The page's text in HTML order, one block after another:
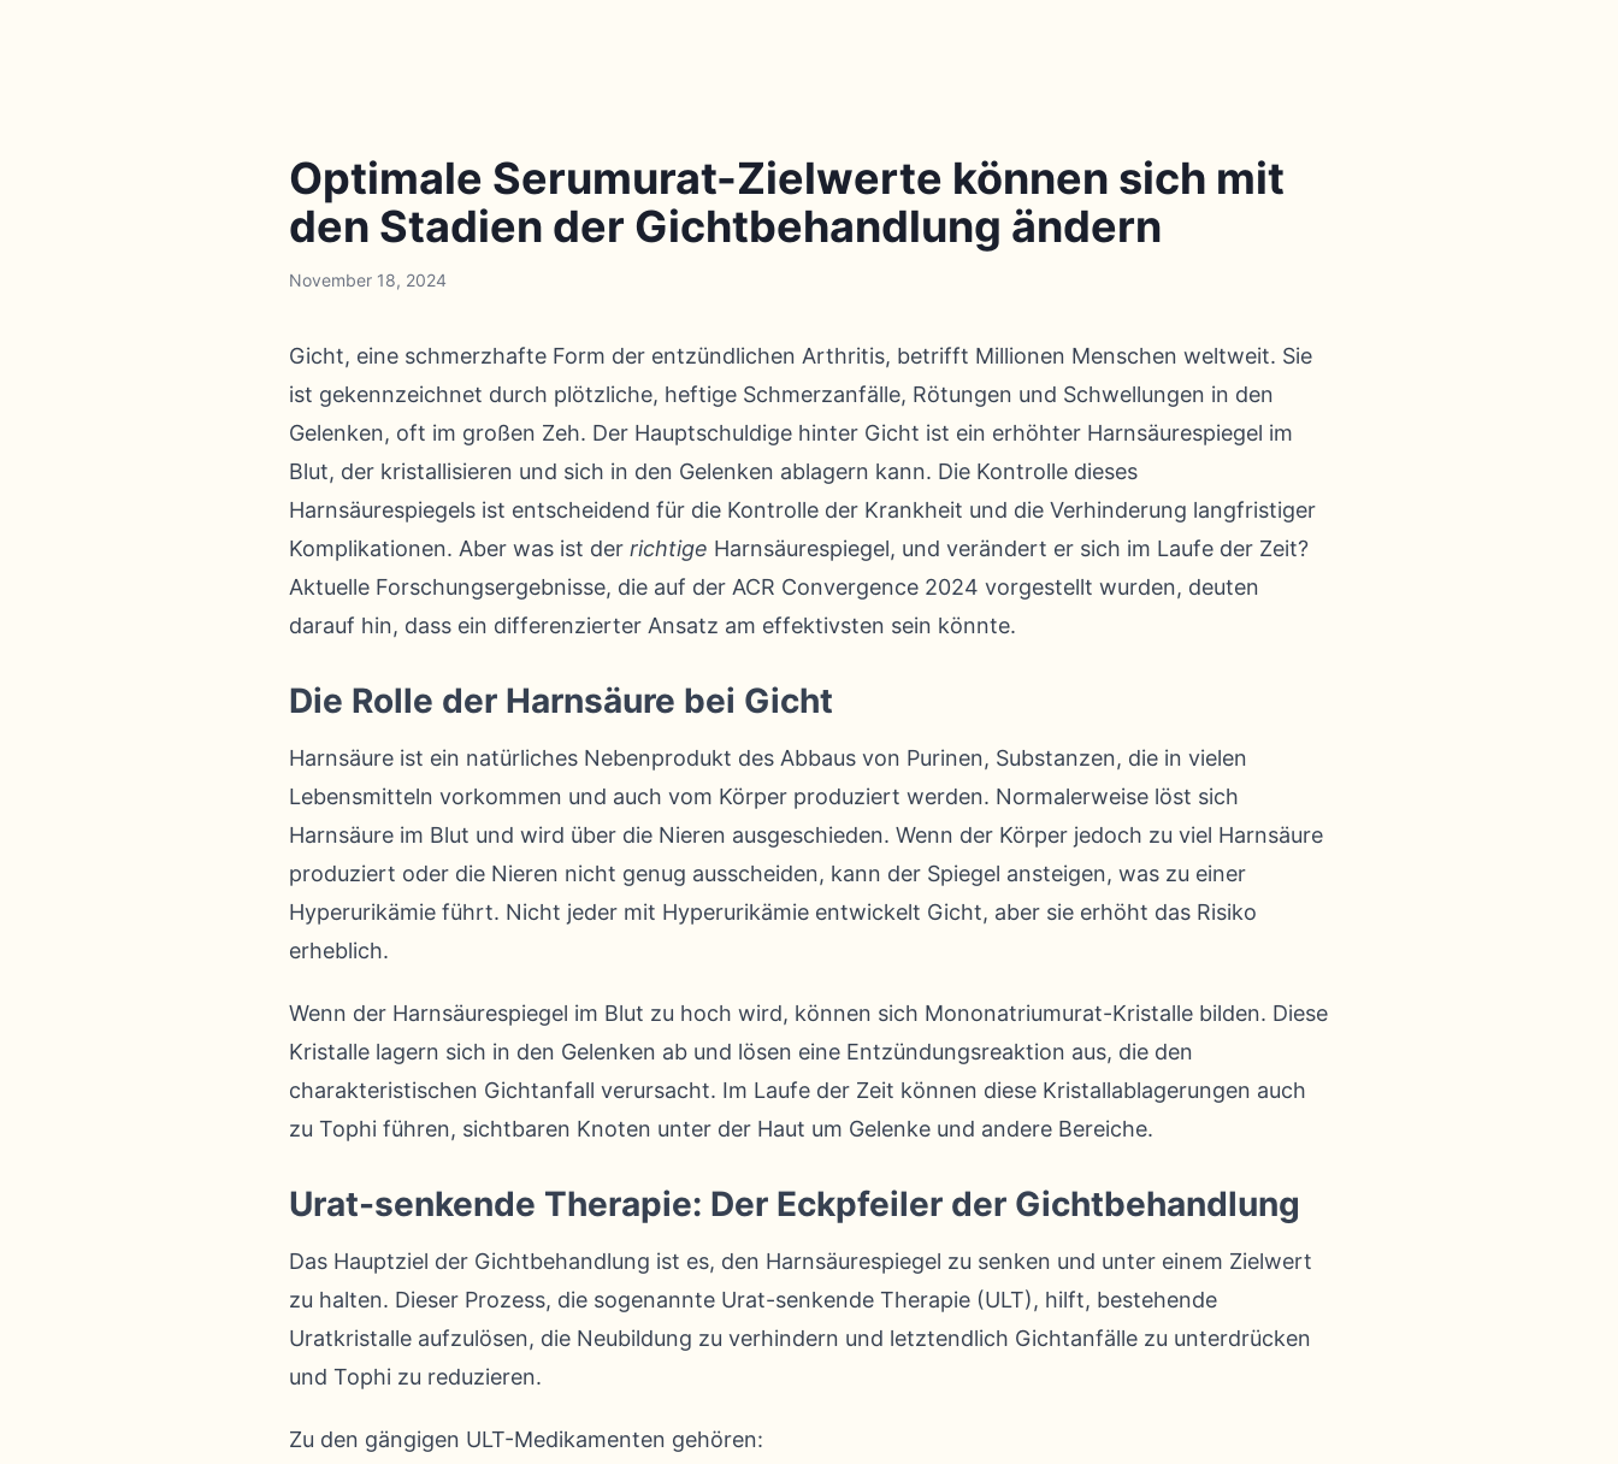
Optimale Serumurat-Zielwerte können sich mit
den Stadien der Gichtbehandlung ändern
November 18, 2024
Gicht, eine schmerzhafte Form der entzündlichen Arthritis, betrifft Millionen Menschen weltweit. Sie
ist gekennzeichnet durch plötzliche, heftige Schmerzanfälle, Rötungen und Schwellungen in den
Gelenken, oft im großen Zeh. Der Hauptschuldige hinter Gicht ist ein erhöhter Harnsäurespiegel im
Blut, der kristallisieren und sich in den Gelenken ablagern kann. Die Kontrolle dieses
Harnsäurespiegels ist entscheidend für die Kontrolle der Krankheit und die Verhinderung langfristiger
Komplikationen. Aber was ist der richtige Harnsäurespiegel, und verändert er sich im Laufe der Zeit?
Aktuelle Forschungsergebnisse, die auf der ACR Convergence 2024 vorgestellt wurden, deuten
darauf hin, dass ein differenzierter Ansatz am effektivsten sein könnte.
Die Rolle der Harnsäure bei Gicht
Harnsäure ist ein natürliches Nebenprodukt des Abbaus von Purinen, Substanzen, die in vielen
Lebensmitteln vorkommen und auch vom Körper produziert werden. Normalerweise löst sich
Harnsäure im Blut und wird über die Nieren ausgeschieden. Wenn der Körper jedoch zu viel Harnsäure
produziert oder die Nieren nicht genug ausscheiden, kann der Spiegel ansteigen, was zu einer
Hyperurikämie führt. Nicht jeder mit Hyperurikämie entwickelt Gicht, aber sie erhöht das Risiko
erheblich.
Wenn der Harnsäurespiegel im Blut zu hoch wird, können sich Mononatriumurat-Kristalle bilden. Diese
Kristalle lagern sich in den Gelenken ab und lösen eine Entzündungsreaktion aus, die den
charakteristischen Gichtanfall verursacht. Im Laufe der Zeit können diese Kristallablagerungen auch
zu Tophi führen, sichtbaren Knoten unter der Haut um Gelenke und andere Bereiche.
Urat-senkende Therapie: Der Eckpfeiler der Gichtbehandlung
Das Hauptziel der Gichtbehandlung ist es, den Harnsäurespiegel zu senken und unter einem Zielwert
zu halten. Dieser Prozess, die sogenannte Urat-senkende Therapie (ULT), hilft, bestehende
Uratkristalle aufzulösen, die Neubildung zu verhindern und letztendlich Gichtanfälle zu unterdrücken
und Tophi zu reduzieren.
Zu den gängigen ULT-Medikamenten gehören: